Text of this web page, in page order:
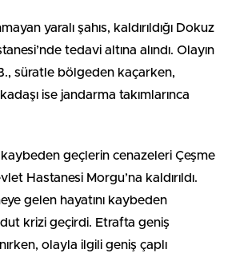
yaralı şahıs, kaldırıldığı Dokuz
tedavi altına alındı. Olayın
süratle bölgeden kaçarken,
ise jandarma takımlarınca
kaybeden geçlerin cenazeleri Çeşme
Hastanesi Morgu’na kaldırıldı.
gelen hayatını kaybeden
krizi geçirdi. Etrafta geniş
olayla ilgili geniş çaplı